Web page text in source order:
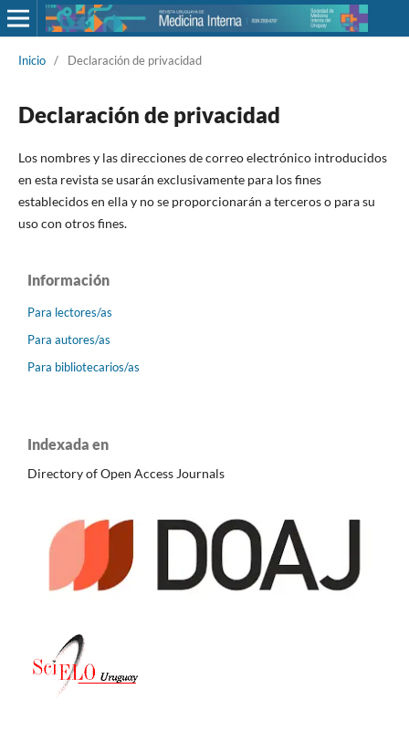
Inicio / Declaración de privacidad
Declaración de privacidad
Los nombres y las direcciones de correo electrónico introducidos
en esta revista se usarán exclusivamente para los fines
establecidos en ella y no se proporcionarán a terceros o para su
uso con otros fines.
Información
Para lectores/as
Para autores/as
Para bibliotecarios/as
Indexada en
Directory of Open Access Journals